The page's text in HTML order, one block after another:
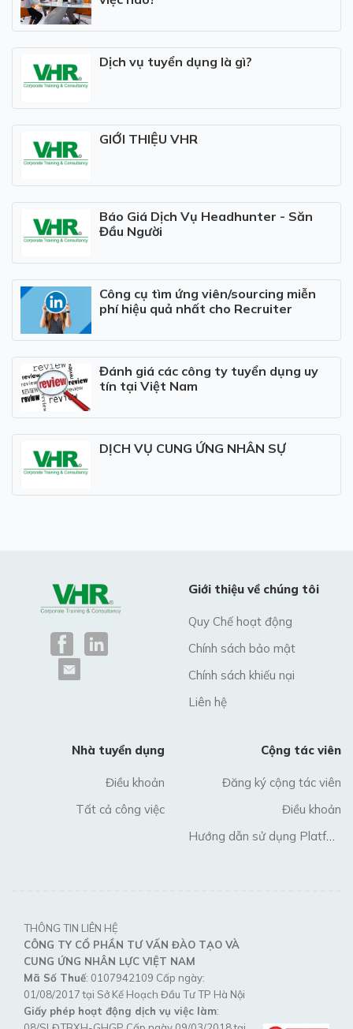
Dịch vụ tuyển dụng là gì?
GIỚI THIỆU VHR
Báo Giá Dịch Vụ Headhunter - Săn
Đầu Người
Công cụ tìm ứng viên/sourcing miễn
phí hiệu quả nhất cho Recruiter
Đánh giá các công ty tuyển dụng uy
tín tại Việt Nam
DỊCH VỤ CUNG ỨNG NHÂN SỰ
Giới thiệu về chúng tôi
Quy Chế hoạt động
Chính sách bảo mật
Chính sách khiếu nại
Liên hệ
Nhà tuyển dụng
Điều khoản
Tất cả công việc
Cộng tác viên
Đăng ký cộng tác viên
Điều khoản
Hướng dẫn sử dụng Platform
THÔNG TIN LIÊN HỆ
CÔNG TY CỔ PHẦN TƯ VẤN ĐÀO TẠO VÀ
CUNG ỨNG NHÂN LỰC VIỆT NAM
Mã Số Thuế: 0107942109 Cấp ngày:
01/08/2017 tại Sở Kế Hoạch Đầu Tư TP Hà Nội
Giấy phép hoạt động dịch vụ việc làm: